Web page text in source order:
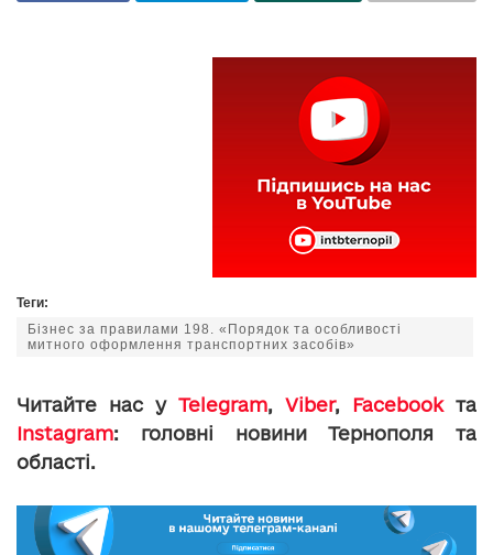
Теги:
Бізнес за правилами 198. «Порядок та особливості
митного оформлення транспортних засобів»
Читайте нас у Telegram, Viber, Facebookта
Instagram: головні новини Тернополя та
області.